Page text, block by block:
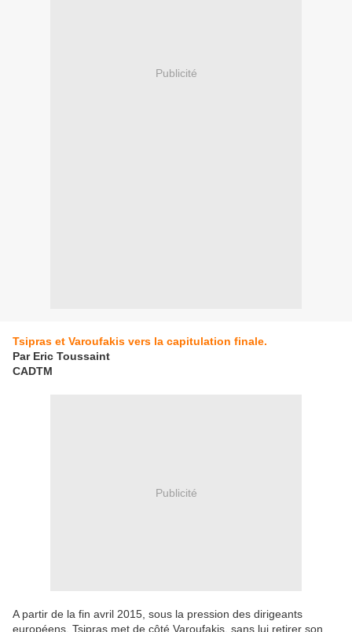
Publicité
Tsipras et Varoufakis vers la capitulation finale.
Par Eric Toussaint
CADTM
Publicité
A partir de la fin avril 2015, sous la pression des dirigeants
européens, Tsipras met de côté Varoufakis, sans lui retirer son